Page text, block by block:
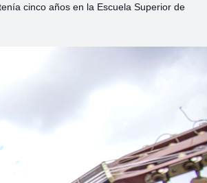
cinco años en la Escuela Superior de